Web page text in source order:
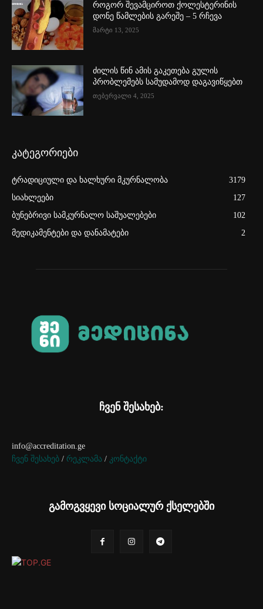
როგორ შევამციროთ ქოლესტერინის
დონე წამლების გარეშე – 5 რჩევა
მარტი 13, 2025
ძილის წინ ამის გაკეთება გულის
პრობლემებს სამუდამოდ დაგავიწყებთ
თებერვალი 4, 2025
კატეგორიები
ტრადიციული და ხალხური მკურნალობა
3179
სიახლეები
127
ბუნებრივი სამკურნალო საშუალებები
102
მედიკამენტები და დანამატები
2
ჩვენ შესახებ:
info@accreditation.ge
ჩვენ შესახებ / რეკლამა / კონტაქტი
გამოგვყევი სოციალურ ქსელებში